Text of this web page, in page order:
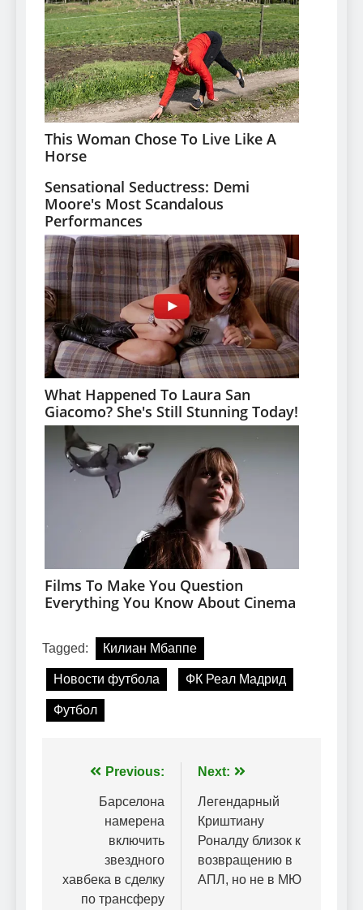
Tagged: Килиан Мбаппе
Новости футбола ФК Реал Мадрид
Футбол
Навігація
записів
Previous:
Барселона
намерена
включить
звездного
хавбека в сделку
по трансферу
Next:
Легендарный
Криштиану
Роналду близок к
возвращению в
АПЛ, но не в МЮ